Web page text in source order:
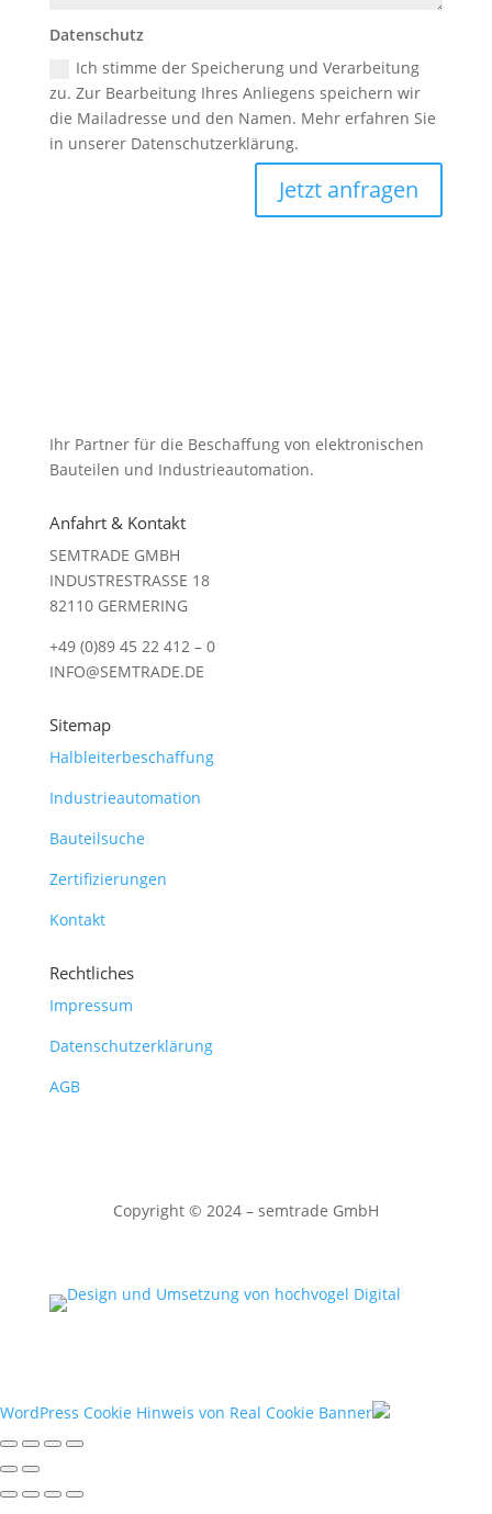
Datenschutz
Ich stimme der Speicherung und Verarbeitung
zu. Zur Bearbeitung Ihres Anliegens speichern wir
die Mailadresse und den Namen. Mehr erfahren Sie
in unserer Datenschutzerklärung.
Jetzt anfragen
Ihr Partner für die Beschaffung von elektronischen
Bauteilen und Industrieautomation.
Anfahrt & Kontakt
SEMTRADE GMBH
INDUSTRESTRASSE 18
82110 GERMERING
+49 (0)89 45 22 412 – 0
INFO@SEMTRADE.DE
Sitemap
Halbleiterbeschaffung
Industrieautomation
Bauteilsuche
Zertifizierungen
Kontakt
Rechtliches
Impressum
Datenschutzerklärung
AGB
Copyright © 2024 – semtrade GmbH
WordPress Cookie Hinweis von Real Cookie Banner